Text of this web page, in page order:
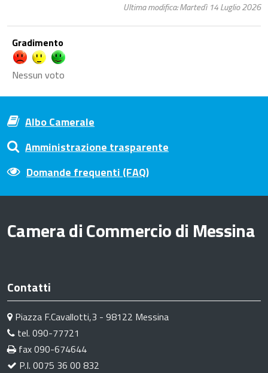
Ultima modifica: Martedì 14 Luglio 2026
Gradimento
Nessun voto
Albo Camerale
Amministrazione trasparente
Domande frequenti (FAQ)
Camera di Commercio di Messina
Contatti
Piazza F.Cavallotti,3 - 98122 Messina
tel. 090-77721
fax 090-674644
P.I. 0075 36 00 832